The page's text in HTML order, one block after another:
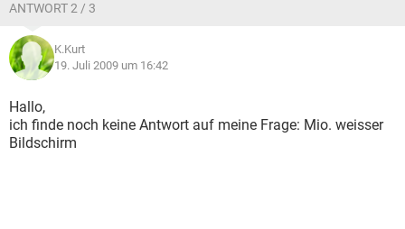
ANTWORT 2 / 3
K.Kurt
19. Juli 2009 um 16:42
Hallo,
ich finde noch keine Antwort auf meine Frage: Mio. weisser
Bildschirm